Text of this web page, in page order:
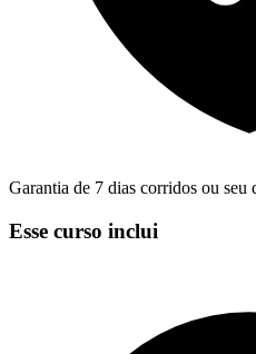
Garantia de 7 dias corridos ou seu
Esse curso inclui